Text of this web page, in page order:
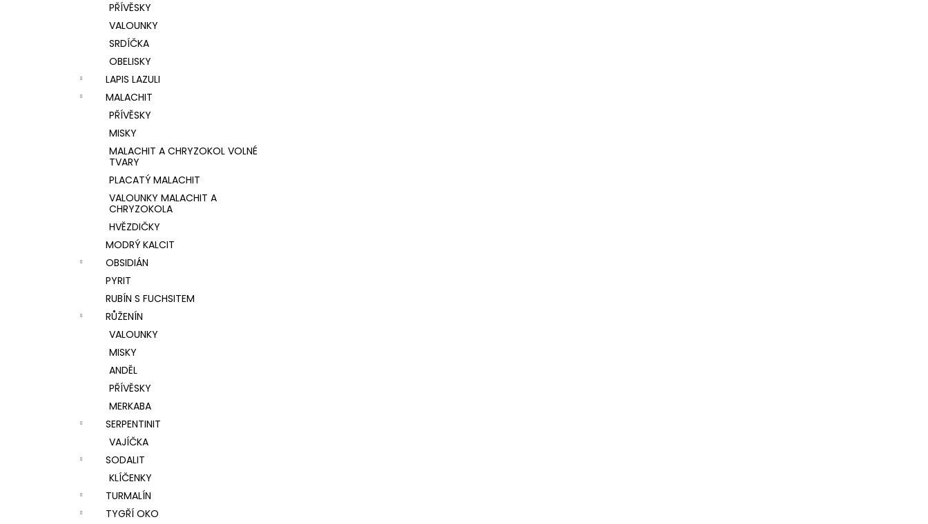
PŘÍVĚSKY
VALOUNKY
SRDÍČKA
OBELISKY
LAPIS LAZULI
MALACHIT
PŘÍVĚSKY
MISKY
MALACHIT A CHRYZOKOL VOLNÉ
TVARY
PLACATÝ MALACHIT
VALOUNKY MALACHIT A
CHRYZOKOLA
HVĚZDIČKY
MODRÝ KALCIT
OBSIDIÁN
PYRIT
RUBÍN S FUCHSITEM
RŮŽENÍN
VALOUNKY
MISKY
ANDĚL
PŘÍVĚSKY
MERKABA
SERPENTINIT
VAJÍČKA
SODALIT
KLÍČENKY
TURMALÍN
TYGŘÍ OKO